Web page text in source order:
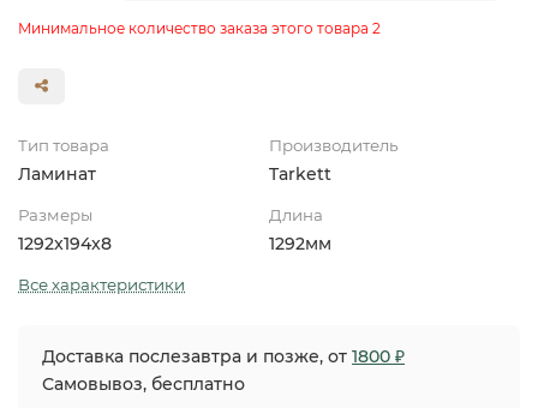
Минимальное количество заказа этого товара 2
Тип товара
Ламинат
Производитель
Tarkett
Размеры
1292x194x8
Длина
1292мм
Все характеристики
Доставка послезавтра и позже, от 1800 ₽
Самовывоз, бесплатно